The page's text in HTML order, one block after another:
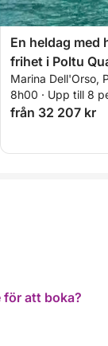
En heldag med
frihet i Poltu
Marina Dell'Orso,
8h00 · Upp till 8
från 32 207 kr
för att boka?